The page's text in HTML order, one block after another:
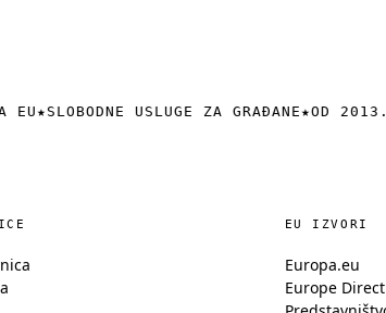
EU★SLOBODNE USLUGE ZA GRAĐANE★OD 2013.
EU IZVORI
Europa.eu
Europe Direct